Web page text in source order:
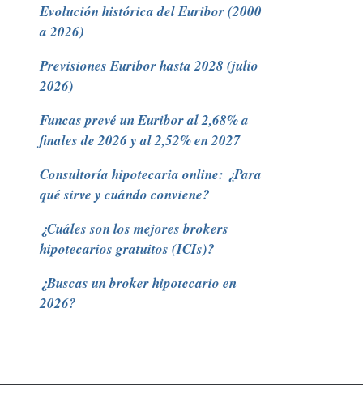
Evolución histórica del Euribor (2000
a 2026)
Previsiones Euribor hasta 2028 (julio
2026)
Funcas prevé un Euribor al 2,68% a
finales de 2026 y al 2,52% en 2027
Consultoría hipotecaria online: ¿Para
qué sirve y cuándo conviene?
¿Cuáles son los mejores brokers
hipotecarios gratuitos (ICIs)?
¿Buscas un broker hipotecario en
2026?